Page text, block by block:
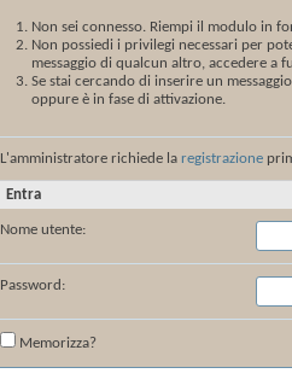
Non sei connesso. Riempi il modulo in
Non possiedi i privilegi necessari per
messaggio di qualcun altro, accedere a
Se stai cercando di inserire un
oppure è in fase di attivazione.
L'amministratore richiede la registrazione
Entra
Nome utente:
Password:
Memorizza?